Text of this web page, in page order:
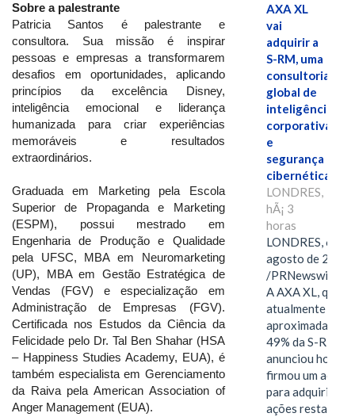
Sobre a palestrante
Patricia Santos é palestrante e
consultora. Sua missão é inspirar
pessoas e empresas a transformarem
desafios em oportunidades, aplicando
princípios da excelência Disney,
inteligência emocional e liderança
humanizada para criar experiências
memoráveis e resultados
extraordinários.
Graduada em Marketing pela Escola
Superior de Propaganda e Marketing
(ESPM), possui mestrado em
Engenharia de Produção e Qualidade
pela UFSC, MBA em Neuromarketing
(UP), MBA em Gestão Estratégica de
Vendas (FGV) e especialização em
Administração de Empresas (FGV).
Certificada nos Estudos da Ciência da
Felicidade pelo Dr. Tal Ben Shahar (HSA
– Happiness Studies Academy, EUA), é
também especialista em Gerenciamento
da Raiva pela American Association of
Anger Management (EUA).
AXA XL
vai
adquirir a
S-RM, uma
consultoria
global de
inteligência
corporativa
e
segurança
cibernética
LONDRES,
hÃ¡ 3
horas
LONDRES, 6 de
agosto de 2026
/PRNewswire/ --
A AXA XL, que
atualmente
49% da S-RM,
anunciou hoje
firmou um
para adquirir as
ações restantes